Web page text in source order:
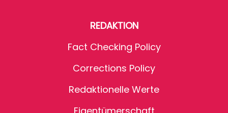
REDAKTION
Fact Checking Policy
Corrections Policy
Redaktionelle Werte